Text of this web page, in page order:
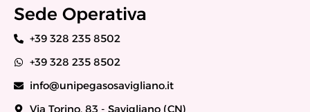
Sede Operativa
+39 328 235 8502
+39 328 235 8502
info@unipegasosavigliano.it
Via Torino, 83 - Savigliano (CN)